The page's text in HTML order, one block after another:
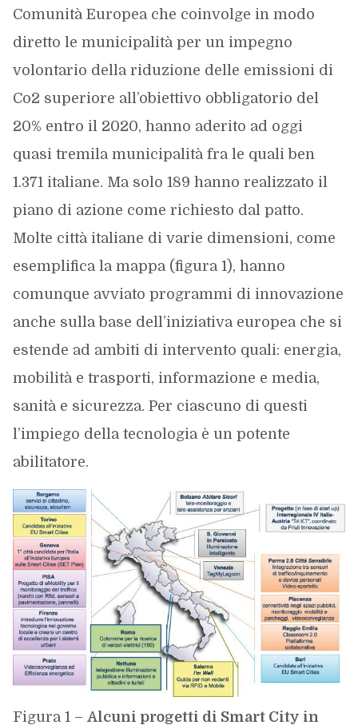
Comunità Europea che coinvolge in modo
diretto le municipalità per un impegno
volontario della riduzione delle emissioni di
Co2 superiore all’obiettivo obbligatorio del
20% entro il 2020, hanno aderito ad oggi
quasi tremila municipalità fra le quali ben
1.371 italiane. Ma solo 189 hanno realizzato il
piano di azione come richiesto dal patto.
Molte città italiane di varie dimensioni, come
esemplifica la mappa (figura 1), hanno
comunque avviato programmi di innovazione
anche sulla base dell’iniziativa europea che si
estende ad ambiti di intervento quali: energia,
mobilità e trasporti, informazione e media,
sanità e sicurezza. Per ciascuno di questi
l’impiego della tecnologia è un potente
abilitatore.
Figura 1 – Alcuni progetti di Smart City in